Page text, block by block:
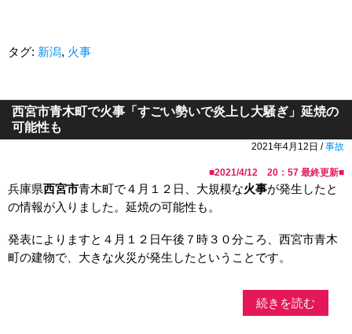
タグ: 新潟, 火事
西宮市青木町で火事「すごい勢いで炎上し大騒ぎ」延焼の
可能性も
2021年4月12日 /事故
■2021/4/12 20：57 最終更新■
兵庫県西宮市青木町で４月１２日、大規模な火事が発生したと
の情報が入りました。延焼の可能性も。
発表によりますと４月１２日午後７時３０分ころ、西宮市青木
町の建物で、大きな火災が発生したということです。
続きを読む